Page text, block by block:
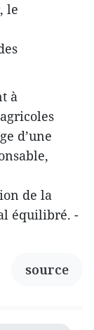
le
à
d’une
de la
équilibré. -
source